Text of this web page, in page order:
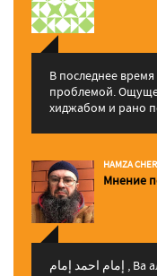
В последнее время
проблемой.
хиджабом и рано
HAMZA
Мнение
إمام احمد إمام , Ва алейкум ассалам ва рахматуЛлахи